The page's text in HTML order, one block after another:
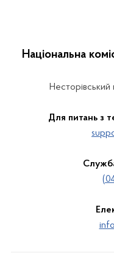
Національна
Для питань з